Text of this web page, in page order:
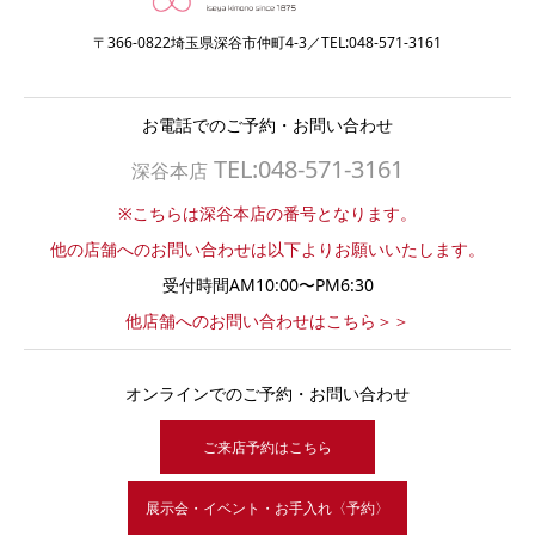
〒366-0822埼玉県深谷市仲町4-3／TEL:048-571-3161
お電話でのご予約・お問い合わせ
深谷本店 TEL:048-571-3161
※こちらは深谷本店の番号となります。
他の店舗へのお問い合わせは以下よりお願いいたします。
受付時間AM10:00〜PM6:30
他店舗へのお問い合わせはこちら＞＞
オンラインでのご予約・お問い合わせ
ご来店予約はこちら
展示会・イベント・お手入れ〈予約〉